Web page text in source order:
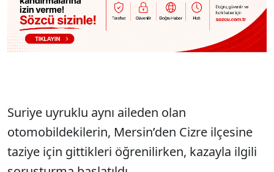
Suriye uyruklu aynı aileden olan
otomobildekilerin, Mersin’den Cizre ilçesine
taziye için gittikleri öğrenilirken, kazayla ilgili